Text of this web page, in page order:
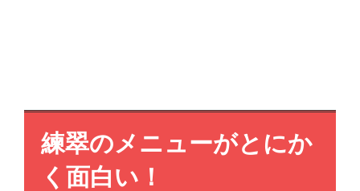
練翠のメニューがとにか
く面白い！